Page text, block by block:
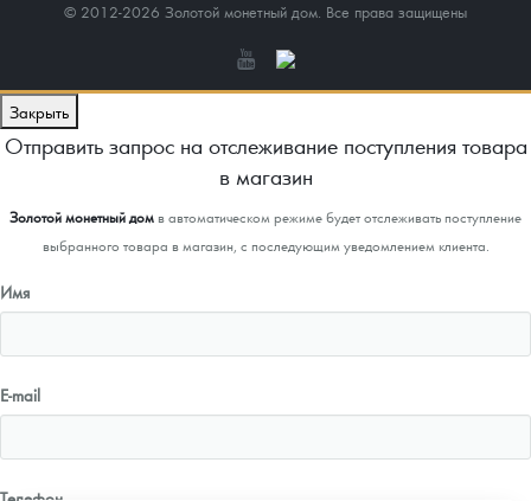
© 2012-2026 Золотой монетный дом. Все права защищены
Закрыть
Отправить запрос на отслеживание поступления товара
в магазин
Золотой монетный домв автоматическом режиме будет отслеживать поступление
выбранного товара в магазин, с последующим уведомлением клиента.
Имя
E-mail